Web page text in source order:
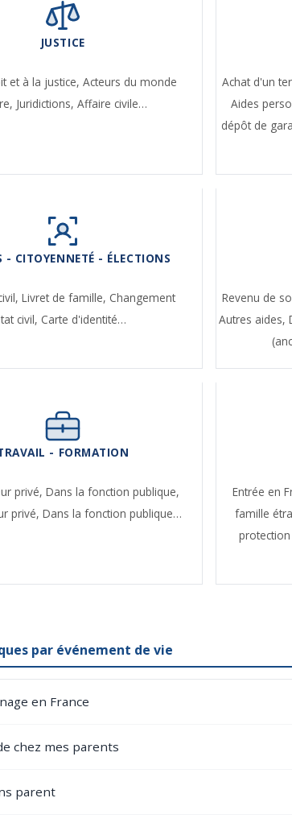
JUSTICE
et à la justice, Acteurs du monde
Juridictions, Affaire civile…
Achat d'un
Aides
dépôt de
- CITOYENNETÉ - ÉLECTIONS
Livret de famille, Changement
civil, Carte d'identité…
Revenu de
Autres aides,
- FORMATION
privé, Dans la fonction publique,
privé,Dans la fonction publique…
Entrée en
famille
par événement de vie
en France
chez mes parents
parent